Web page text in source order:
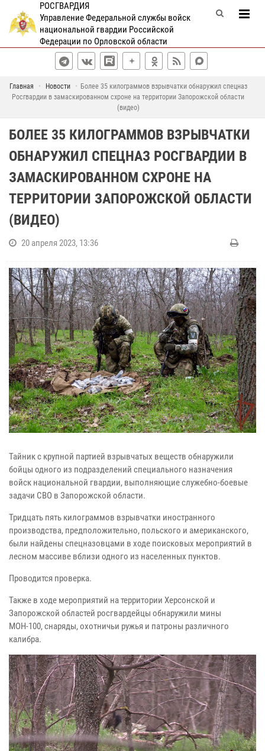
РОСГВАРДИЯ
Управление Федеральной службы войск
национальной гвардии Российской
Федерации по Орловской области
Главная Новости
Более 35 килограммов взрывчатки обнаружил спецназ
Росгвардии в замаскированном схроне на территории Запорожской области
(видео)
БОЛЕЕ 35 КИЛОГРАММОВ ВЗРЫВЧАТКИ
ОБНАРУЖИЛ СПЕЦНАЗ РОСГВАРДИИ В
ЗАМАСКИРОВАННОМ СХРОНЕ НА
ТЕРРИТОРИИ ЗАПОРОЖСКОЙ ОБЛАСТИ
(ВИДЕО)
20 апреля 2023, 13:36
Тайник с крупной партией взрывчатых веществ обнаружили
бойцы одного из подразделений специального назначения
войск национальной гвардии, выполняющие служебно-боевые
задачи СВО в Запорожской области.
Тридцать пять килограммов взрывчатки иностранного
производства, предположительно, польского и американского,
были найдены спецназовцами в ходе поисковых мероприятий в
лесном массиве вблизи одного из населенных пунктов.
Проводится проверка.
Также в ходе мероприятий на территории Херсонской и
Запорожской областей росгвардейцы обнаружили мины
МОН-100, снаряды, охотничьи ружья и патроны различного
калибра.